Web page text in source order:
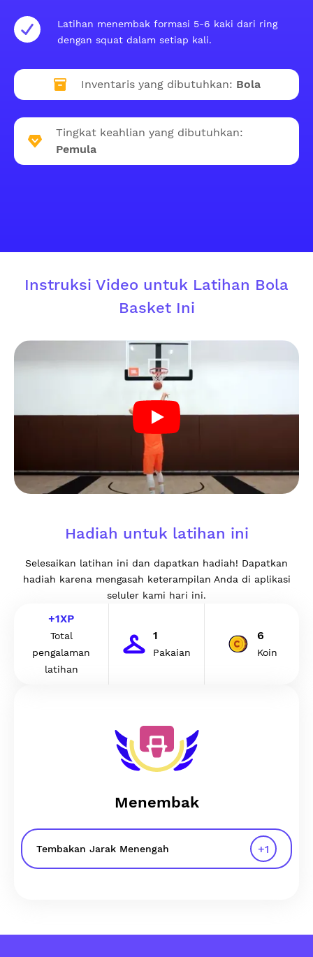
Latihan menembak formasi 5-6 kaki dari ring
dengan squat dalam setiap kali.
Inventaris yang dibutuhkan: Bola
Tingkat keahlian yang dibutuhkan:
Pemula
Instruksi Video untuk Latihan Bola
Basket Ini
Hadiah untuk latihan ini
Selesaikan latihan ini dan dapatkan hadiah! Dapatkan
hadiah karena mengasah keterampilan Anda di aplikasi
seluler kami hari ini.
+1XP
Total
pengalaman
latihan
1
Pakaian
6
Koin
Menembak
Tembakan Jarak Menengah +1